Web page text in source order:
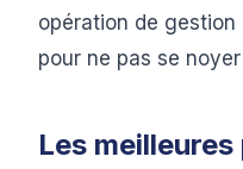
opération de
pour ne pas se
Les